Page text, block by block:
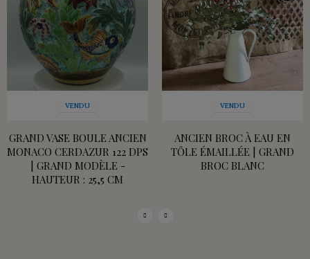
VENDU
GRAND VASE BOULE ANCIEN
MONACO CERDAZUR 122 DPS
| GRAND MODÈLE -
HAUTEUR : 25,5 CM
VENDU
ANCIEN BROC À EAU EN
TÔLE ÉMAILLÉE | GRAND
BROC BLANC